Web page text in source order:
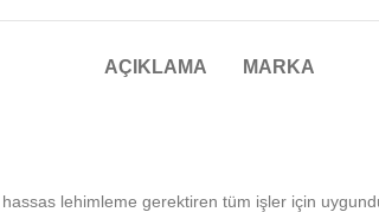
AÇIKLAMA MARKA
lehimleme gerektiren tüm işler için